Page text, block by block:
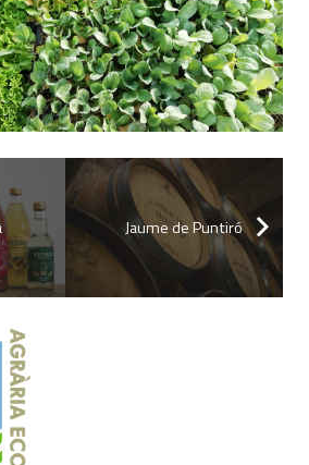
Jaume de Puntiró